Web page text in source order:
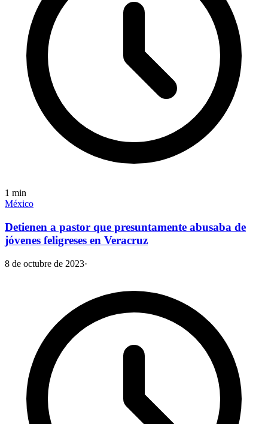
1 min
México
Detienen a pastor que presuntamente abusaba de
jóvenes feligreses en Veracruz
8 de octubre de 2023·